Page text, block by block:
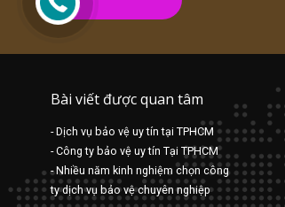
Bài viết được quan tâm
- Dịch vụ bảo vệ uy tín tại TPHCM
- Công ty bảo vệ uy tín Tại TPHCM
- Nhiều năm kinh nghiệm chọn công
ty dịch vụ bảo vệ chuyên nghiệp